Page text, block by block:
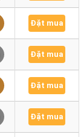
Đặt mua
Đặt mua
Đặt mua
Đặt mua